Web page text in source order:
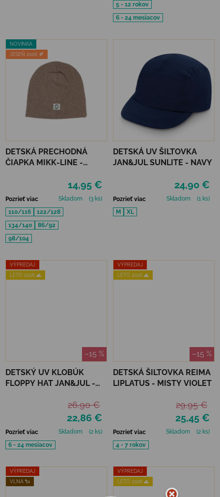
5 - 12 rokov
6 - 24 mesiacov
NOVINKA
JESEŇ 2026 🍂
DETSKÁ PRECHODNÁ
ČIAPKA MIKK-LINE -
14,95 €
Pozrieť viac Skladom
(3 ks)
110/116
122/128
134/140
86/92
98/104
DETSKÁ UV ŠILTOVKA
JAN&JUL SUNLITE - NAVY
24,90 €
Pozrieť viac Skladom
(1 ks)
M
XL
VÝPREDAJ
LETO 2026 🌊
–15 %
DETSKÝ UV KLOBÚK
FLOPPY HAT JAN&JUL -
22,86 €
26,90 €
Pozrieť viac Skladom
(2 ks)
6 - 24 mesiacov
VÝPREDAJ
LETO 2026 🌊
–15 %
DETSKÁ ŠILTOVKA REIMA
LIPLATUS - MISTY VIOLET
25,45 €
29,95 €
Pozrieť viac Skladom
(2 ks)
4 - 7 rokov
VÝPREDAJ
VLNA 🐑
VÝPREDAJ
LETO 2026 🌊